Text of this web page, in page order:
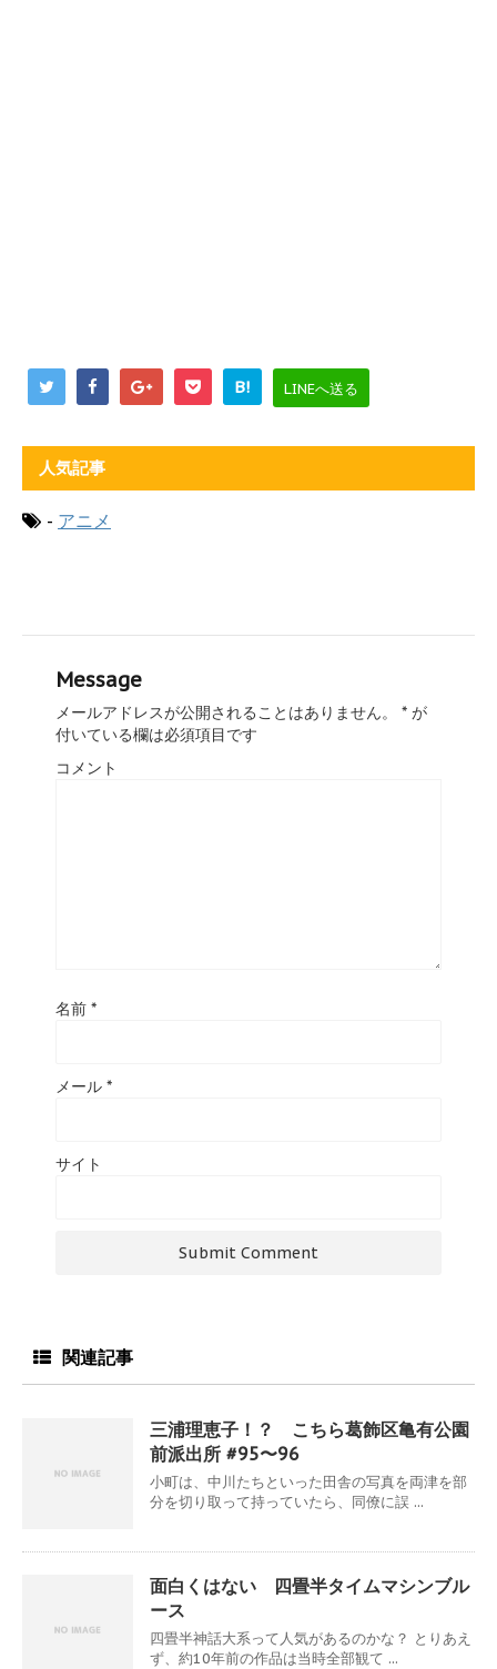
B! LINEへ送る
人気記事
- アニメ
Message
メールアドレスが公開されることはありません。 * が
付いている欄は必須項目です
コメント
名前 *
メール *
サイト
関連記事
三浦理恵子！？ こちら葛飾区亀有公園
前派出所 #95〜96
小町は、中川たちといった田舎の写真を両津を部
分を切り取って持っていたら、同僚に誤 ...
面白くはない 四畳半タイムマシンブル
ース
四畳半神話大系って人気があるのかな？ とりあえ
ず、約10年前の作品は当時全部観て ...